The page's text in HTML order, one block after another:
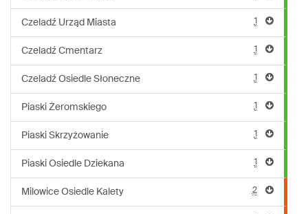
Czeladź Urząd Miasta 1
Czeladź Cmentarz 1
Czeladź Osiedle Słoneczne 1
Piaski Żeromskiego 1
Piaski Skrzyżowanie 1
Piaski Osiedle Dziekana 1
Milowice Osiedle Kalety 2